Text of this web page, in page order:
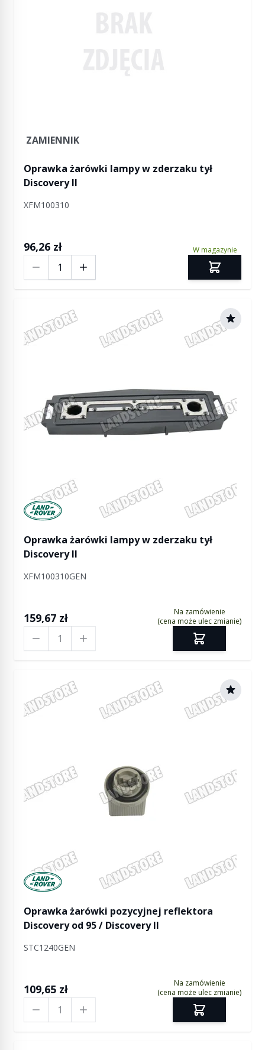
ZAMIENNIK
Oprawka żarówki lampy w zderzaku tył
Discovery II
XFM100310
96,26 zł W magazynie
Manufactured by Land rover
Oprawka żarówki lampy w zderzaku tył
Discovery II
XFM100310GEN
159,67 zł
Na zamówienie
(cena może ulec zmianie)
Manufactured by Land rover
Oprawka żarówki pozycyjnej reflektora
Discovery od 95 / Discovery II
STC1240GEN
109,65 zł
Na zamówienie
(cena może ulec zmianie)